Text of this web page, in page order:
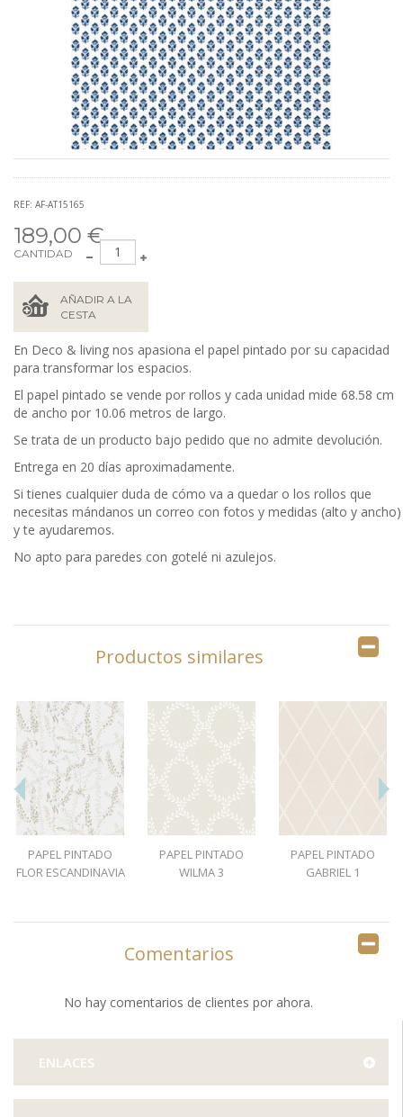
REF: AF-AT15165
189,00 €
CANTIDAD
AÑADIR A LA
CESTA
En Deco & living nos apasiona el papel pintado por su capacidad
para transformar los espacios.
El papel pintado se vende por rollos y cada unidad mide 68.58 cm
de ancho por 10.06 metros de largo.
Se trata de un producto bajo pedido que no admite devolución.
Entrega en 20 días aproximadamente.
Si tienes cualquier duda de cómo va a quedar o los rollos que
necesitas mándanos un correo con fotos y medidas (alto y ancho)
y te ayudaremos.
No apto para paredes con gotelé ni azulejos.
Productos similares
PAPEL PINTADO
FLOR ESCANDINAVIA
PAPEL PINTADO
WILMA 3
PAPEL PINTADO
GABRIEL 1
Comentarios
No hay comentarios de clientes por ahora.
ENLACES